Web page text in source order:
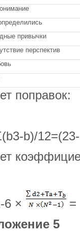
привычки
перспектив
поправок:
b)/
6 ×
=
5